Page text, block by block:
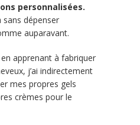
personnalisées.
sans dépenser
auparavant.
apprenant à fabriquer
j’ai indirectement
mes propres gels
crèmes pour le